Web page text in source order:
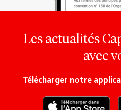
Les actualités
avec
Télécharger notre